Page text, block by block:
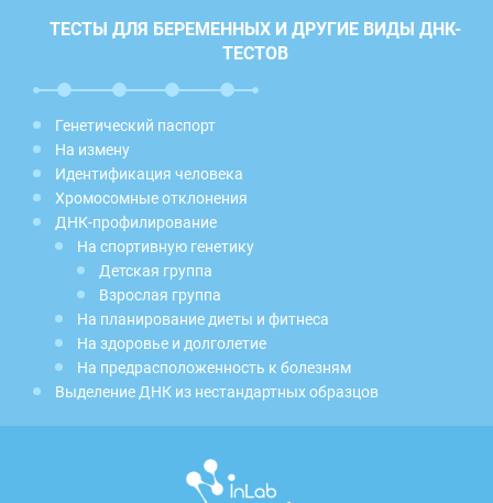
ТЕСТЫ ДЛЯ БЕРЕМЕННЫХ И ДРУГИЕ ВИДЫ ДНК-
ТЕСТОВ
Генетический паспорт
На измену
Идентификация человека
Хромосомные отклонения
ДНК-профилирование
На спортивную генетику
Детская группа
Взрослая группа
На планирование диеты и фитнеса
На здоровье и долголетие
На предрасположенность к болезням
Выделение ДНК из нестандартных образцов